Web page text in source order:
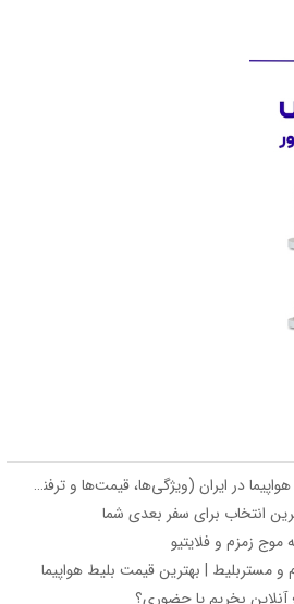
11 بهترین سایت خرید بلیط هواپیما در ایران (ویژگی‌ها، قیمت‌ها و ترفندها)
انتخاب برای سفر بعدی شما
موج زمزم و فلایتیو
مستربلیط | بهترین قیمت بلیط هواپیما
آنلاین بخریم یا حضوری؟